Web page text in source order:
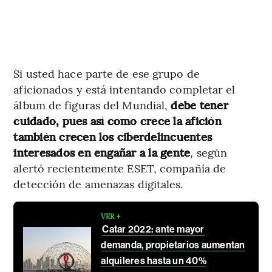
Si usted hace parte de ese grupo de
aficionados y está intentando completar el
álbum de figuras del Mundial,debe tener
cuidado, pues así como crece la afición
también crecen los ciberdelincuentes
interesados en engañar a la gente, según
alertó recientemente ESET, compañía de
detección de amenazas digitales.
VER +
Catar 2022: ante mayor
demanda, propietarios aumentan
alquileres hasta un 40%